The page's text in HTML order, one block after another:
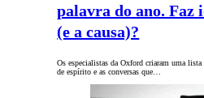
palavra do ano. Faz
(e a causa)?
Os especialistas da Oxford criaram uma
de espírito e as conversas que…